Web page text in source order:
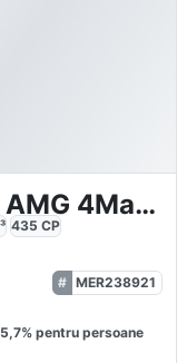
Mercedes-Benz GLE 53 AMG 4Matic+ MHEV
435 CP
MER238921
5,7% pentru persoane